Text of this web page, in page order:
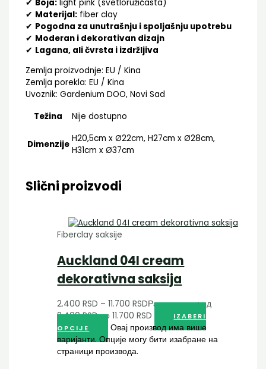
✔ Boja:light pink (svetloružičasta)
✔ Materijal:fiber clay
✔ Pogodna za unutrašnju i spoljašnju upotrebu
✔ Moderan i dekorativan dizajn
✔ Lagana, ali čvrsta i izdržljiva
Zemlja proizvodnje: EU / Kina
Zemlja porekla: EU / Kina
Uvoznik: Gardenium DOO, Novi Sad
Težina
Nije dostupno
Dimenzije H20,5cm x Ø22cm, H27cm x Ø28cm,
H31cm x Ø37cm
Slični proizvodi
Fiberclay saksije
Auckland 04I cream
dekorativna saksija
2.400RSD – 11.700RSDРаспон цена: од
2.400 RSD до 11.700 RSD
IZABERI
OPCIJE
Овај производ има више
варијанти. Опције могу бити изабране на
страници производа.